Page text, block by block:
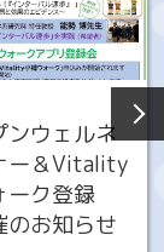
ンウェルネ
ー＆Vitality
ーク登録
のお知らせ